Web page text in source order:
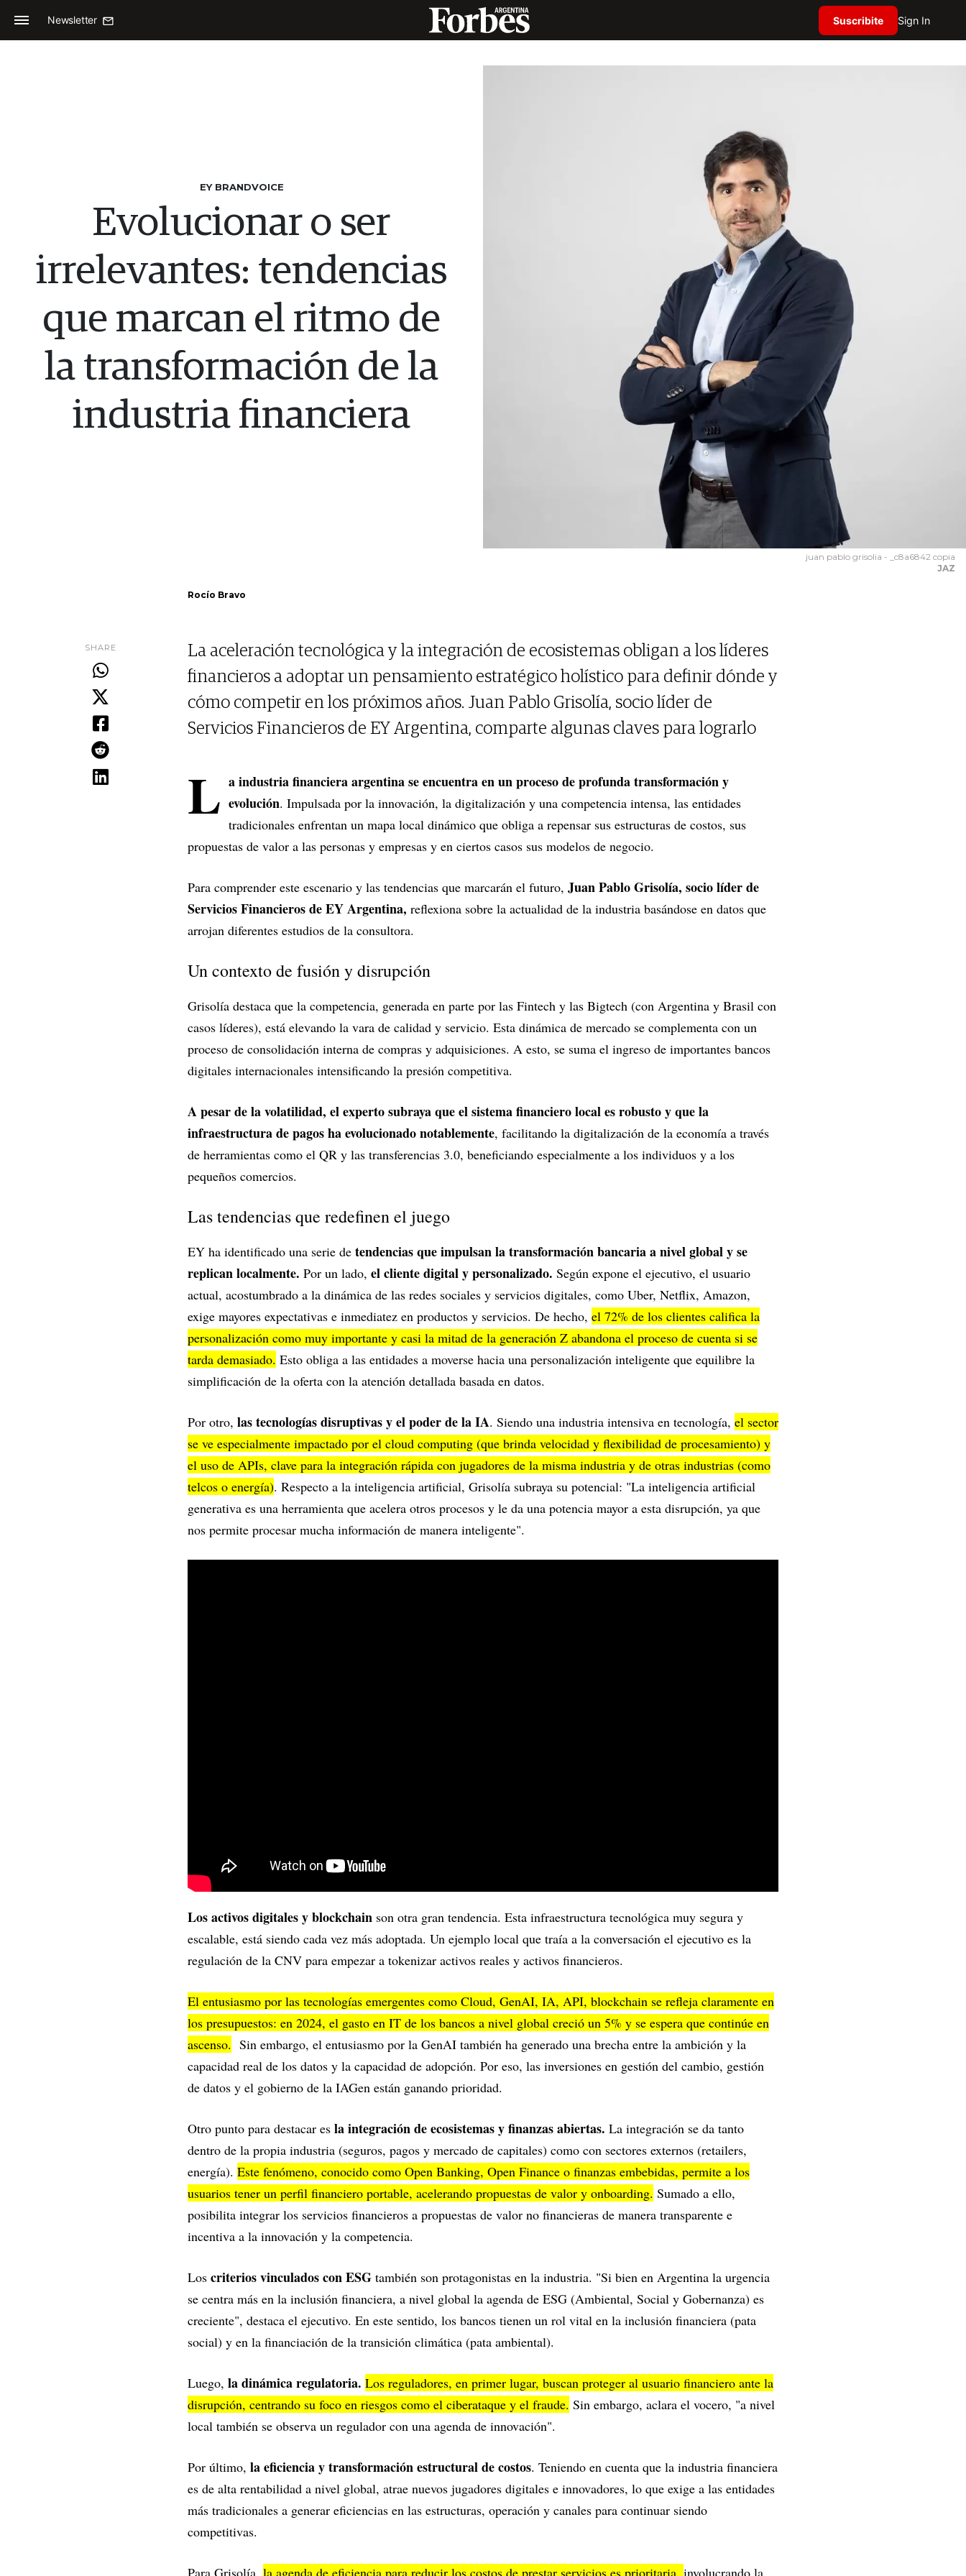
Newsletter Suscribite Sign In
EY BRANDVOICE
Evolucionar o ser
irrelevantes: tendencias
que marcan el ritmo de
la transformación de la
industria financiera
juan pablo grisolia - _c8a6842 copia
JAZ
Rocío Bravo
SHARE
La aceleración tecnológica y la integración de ecosistemas obligan a los líderes
financieros a adoptar un pensamiento estratégico holístico para definir dónde y
cómo competir en los próximos años. Juan Pablo Grisolía, socio líder de
Servicios Financieros de EY Argentina, comparte algunas claves para lograrlo
L a industria financiera argentina se encuentra en un proceso de profunda transformación y
evolución. Impulsada por la innovación, la digitalización y una competencia intensa, las entidades
tradicionales enfrentan un mapa local dinámico que obliga a repensar sus estructuras de costos, sus
propuestas de valor a las personas y empresas y en ciertos casos sus modelos de negocio.
Para comprender este escenario y las tendencias que marcarán el futuro, Juan Pablo Grisolía, socio líder de
Servicios Financieros de EY Argentina, reflexiona sobre la actualidad de la industria basándose en datos que
arrojan diferentes estudios de la consultora.
Un contexto de fusión y disrupción
Grisolía destaca que la competencia, generada en parte por las Fintech y las Bigtech (con Argentina y Brasil con
casos líderes), está elevando la vara de calidad y servicio. Esta dinámica de mercado se complementa con un
proceso de consolidación interna de compras y adquisiciones. A esto, se suma el ingreso de importantes bancos
digitales internacionales intensificando la presión competitiva.
A pesar de la volatilidad, el experto subraya que el sistema financiero local es robusto y que la
infraestructura de pagos ha evolucionado notablemente, facilitando la digitalización de la economía a través
de herramientas como el QR y las transferencias 3.0, beneficiando especialmente a los individuos y a los
pequeños comercios.
Las tendencias que redefinen el juego
EY ha identificado una serie de tendencias que impulsan la transformación bancaria a nivel global y se
replican localmente. Por un lado, el cliente digital y personalizado. Según expone el ejecutivo, el usuario
actual, acostumbrado a la dinámica de las redes sociales y servicios digitales, como Uber, Netflix, Amazon,
exige mayores expectativas e inmediatez en productos y servicios. De hecho, el 72% de los clientes califica la
personalización como muy importante y casi la mitad de la generación Z abandona el proceso de cuenta si se
tarda demasiado. Esto obliga a las entidades a moverse hacia una personalización inteligente que equilibre la
simplificación de la oferta con la atención detallada basada en datos.
Por otro, las tecnologías disruptivas y el poder de la IA. Siendo una industria intensiva en tecnología, el sector
se ve especialmente impactado por el cloud computing (que brinda velocidad y flexibilidad de procesamiento) y
el uso de APIs, clave para la integración rápida con jugadores de la misma industria y de otras industrias (como
telcos o energía). Respecto a la inteligencia artificial, Grisolía subraya su potencial: "La inteligencia artificial
generativa es una herramienta que acelera otros procesos y le da una potencia mayor a esta disrupción, ya que
nos permite procesar mucha información de manera inteligente".
Los activos digitales y blockchain son otra gran tendencia. Esta infraestructura tecnológica muy segura y
escalable, está siendo cada vez más adoptada. Un ejemplo local que traía a la conversación el ejecutivo es la
regulación de la CNV para empezar a tokenizar activos reales y activos financieros.
El entusiasmo por las tecnologías emergentes como Cloud, GenAI, IA, API, blockchain se refleja claramente en
los presupuestos: en 2024, el gasto en IT de los bancos a nivel global creció un 5% y se espera que continúe en
ascenso. Sin embargo, el entusiasmo por la GenAI también ha generado una brecha entre la ambición y la
capacidad real de los datos y la capacidad de adopción. Por eso, las inversiones en gestión del cambio, gestión
de datos y el gobierno de la IAGen están ganando prioridad.
Otro punto para destacar es la integración de ecosistemas y finanzas abiertas. La integración se da tanto
dentro de la propia industria (seguros, pagos y mercado de capitales) como con sectores externos (retailers,
energía). Este fenómeno, conocido como Open Banking, Open Finance o finanzas embebidas, permite a los
usuarios tener un perfil financiero portable, acelerando propuestas de valor y onboarding. Sumado a ello,
posibilita integrar los servicios financieros a propuestas de valor no financieras de manera transparente e
incentiva a la innovación y la competencia.
Los criterios vinculados con ESG también son protagonistas en la industria. "Si bien en Argentina la urgencia
se centra más en la inclusión financiera, a nivel global la agenda de ESG (Ambiental, Social y Gobernanza) es
creciente", destaca el ejecutivo. En este sentido, los bancos tienen un rol vital en la inclusión financiera (pata
social) y en la financiación de la transición climática (pata ambiental).
Luego, la dinámica regulatoria. Los reguladores, en primer lugar, buscan proteger al usuario financiero ante la
disrupción, centrando su foco en riesgos como el ciberataque y el fraude. Sin embargo, aclara el vocero, "a nivel
local también se observa un regulador con una agenda de innovación".
Por último, la eficiencia y transformación estructural de costos. Teniendo en cuenta que la industria financiera
es de alta rentabilidad a nivel global, atrae nuevos jugadores digitales e innovadores, lo que exige a las entidades
más tradicionales a generar eficiencias en las estructuras, operación y canales para continuar siendo
competitivas.